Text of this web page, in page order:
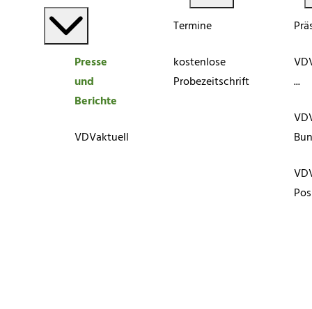
Presse
und
Berichte
VDVaktuell
Termine
kostenlose
Probezeitschrift
...